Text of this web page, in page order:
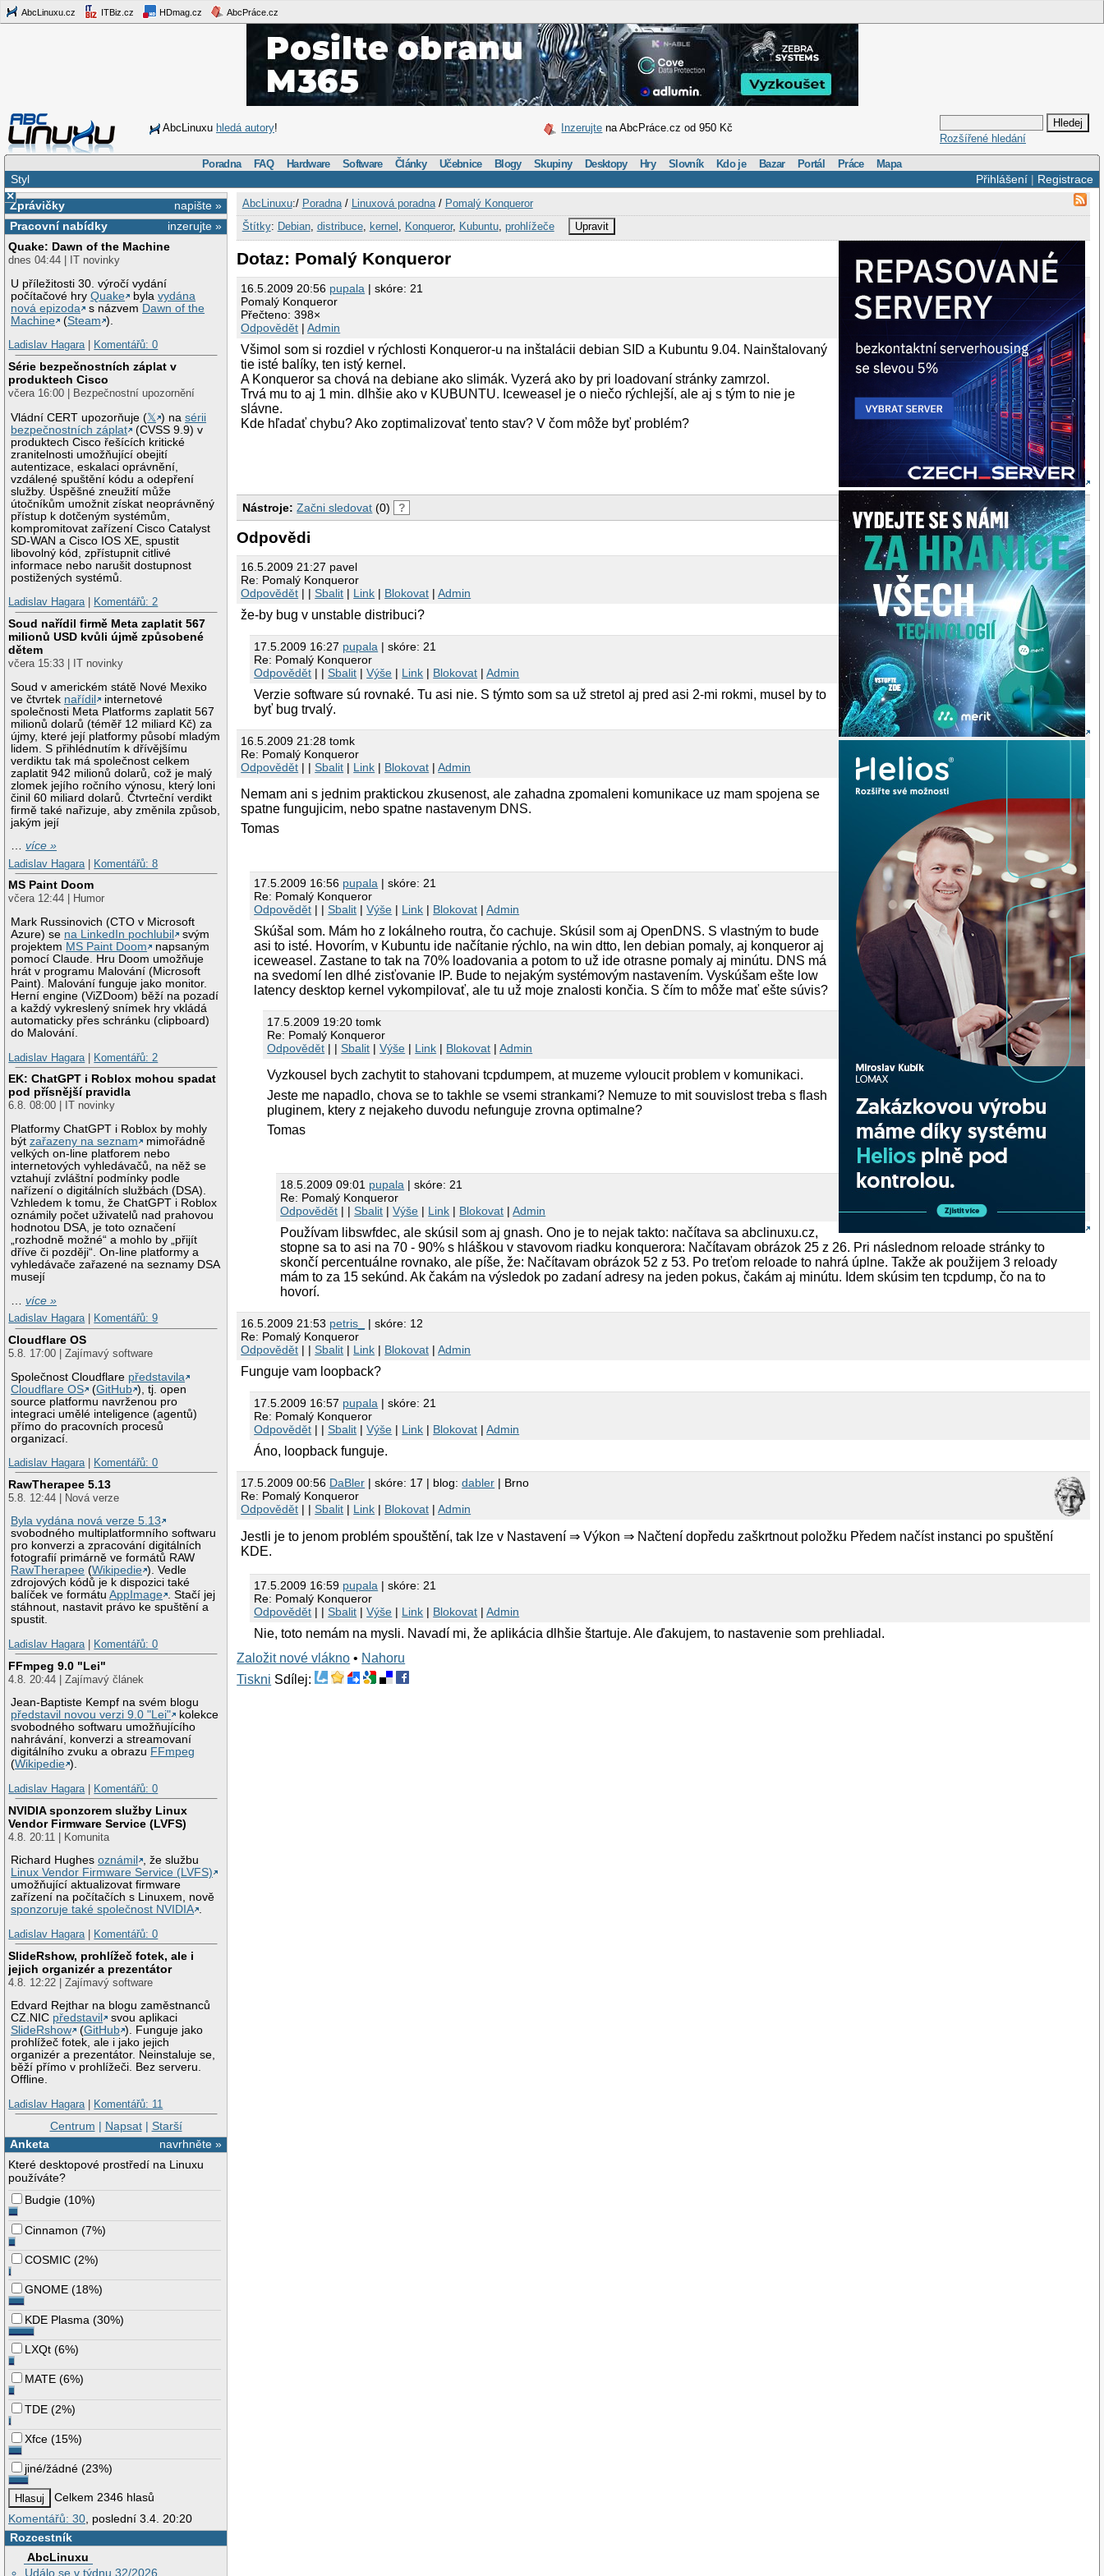
AbcLinuxu.cz ITBiz.cz HDmag.cz AbcPráce.cz
AbcLinuxu hledá autory! Inzerujte na AbcPráce.cz od 950 Kč
Rozšířené hledání
Poradna FAQ Hardware Software Články Učebnice Blogy Skupiny Desktopy Hry Slovník Kdo je Bazar Portál Práce Mapa
Přihlášení| Registrace
Styl
×
napište »
Zprávičky
inzerujte »
Pracovní nabídky
Quake: Dawn of the Machine
dnes 04:44 | IT novinky
U příležitosti 30. výročí vydání
počítačové hryQuake bylavydána
nová epizoda
s názvem Dawn of the
Machine
(Steam ).
Ladislav Hagara| Komentářů: 0
Série bezpečnostních záplat v
produktech Cisco
včera 16:00 | Bezpečnostní upozornění
Vládní CERT upozorňuje (𝕏 ) nasérii
bezpečnostních záplat
(CVSS 9.9) v
produktech Cisco řešících kritické
zranitelnosti umožňující obejití
autentizace, eskalaci oprávnění,
vzdálené spuštění kódu a odepření
služby. Úspěšné zneužití může
útočníkům umožnit získat neoprávněný
přístup k dotčeným systémům,
kompromitovat zařízení Cisco Catalyst
SD-WAN a Cisco IOS XE, spustit
libovolný kód, zpřístupnit citlivé
informace nebo narušit dostupnost
postižených systémů.
Ladislav Hagara| Komentářů: 2
Soud nařídil firmě Meta zaplatit 567
milionů USD kvůli újmě způsobené
dětem
včera 15:33 | IT novinky
Soud v americkém státě Nové Mexiko
ve čtvrtek nařídil
internetové
společnosti Meta Platforms zaplatit 567
milionů dolarů (téměř 12 miliard Kč) za
újmy, které její platformy působí mladým
lidem. S přihlédnutím k dřívějšímu
verdiktu tak má společnost celkem
zaplatit 942 milionů dolarů, což je malý
zlomek jejího ročního výnosu, který loni
činil 60 miliard dolarů. Čtvrteční verdikt
firmě také nařizuje, aby změnila způsob,
jakým její
…více »
Ladislav Hagara
Komentářů: 8
MS Paint Doom
včera 12:44 | Humor
Mark Russinovich (CTO v Microsoft
Azure) se na LinkedIn pochlubil
svým
projektem MS Paint Doom
napsaným
pomocí Claude. Hru Doom umožňuje
hrát v programu Malování (Microsoft
Paint). Malování funguje jako monitor.
Herní engine (ViZDoom) běží na pozadí
a každý vykreslený snímek hry vkládá
automaticky přes schránku (clipboard)
do Malování.
Ladislav Hagara
Komentářů: 2
EK: ChatGPT i Roblox mohou spadat
pod přísnější pravidla
6.8. 08:00 | IT novinky
Platformy ChatGPT i Roblox by mohly
býtzařazeny na seznam
mimořádně
velkých on-line platforem nebo
internetových vyhledávačů, na něž se
vztahují zvláštní podmínky podle
nařízení o digitálních službách (DSA).
Vzhledem k tomu, že ChatGPT i Roblox
oznámily počet uživatelů nad prahovou
hodnotou DSA, je toto označení
„rozhodně možné“ a mohlo by „přijít
dříve či později“. On-line platformy a
vyhledávače zařazené na seznamy DSA
musejí
…více »
Ladislav Hagara| Komentářů: 9
Cloudflare OS
5.8. 17:00 | Zajímavý software
Společnost Cloudflare představila
Cloudflare OS
(GitHub ), tj. open
source platformu navrženou pro
integraci umělé inteligence (agentů)
přímo do pracovních procesů
organizací.
Ladislav Hagara| Komentářů: 0
RawTherapee 5.13
5.8. 12:44 | Nová verze
Byla vydána nová verze 5.13
svobodného multiplatformního softwaru
pro konverzi a zpracování digitálních
fotografií primárně ve formátů RAW
RawTherapee (Wikipedie ). Vedle
zdrojových kódů je k dispozici také
balíček ve formátuAppImage . Stačí jej
stáhnout, nastavit právo ke spuštění a
spustit.
Ladislav Hagara| Komentářů: 0
FFmpeg 9.0 "Lei"
4.8. 20:44 | Zajímavý článek
Jean-Baptiste Kempf na svém blogu
představil novou verzi 9.0 "Lei"
kolekce
svobodného softwaru umožňujícího
nahrávání, konverzi a streamovaní
digitálního zvuku a obrazu FFmpeg
(Wikipedie ).
Ladislav Hagara| Komentářů: 0
NVIDIA sponzorem služby Linux
Vendor Firmware Service (LVFS)
4.8. 20:11 | Komunita
Richard Hughesoznámil
, že službu
Linux Vendor Firmware Service (LVFS)
umožňující aktualizovat firmware
zařízení na počítačích s Linuxem, nově
sponzoruje také společnost NVIDIA .
Ladislav Hagara| Komentářů: 0
SlideRshow, prohlížeč fotek, ale i
jejich organizér a prezentátor
4.8. 12:22 | Zajímavý software
Edvard Rejthar na blogu zaměstnanců
CZ.NIC představil
svou aplikaci
SlideRshow
(GitHub ). Funguje jako
prohlížeč fotek, ale i jako jejich
organizér a prezentátor. Neinstaluje se,
běží přímo v prohlížeči. Bez serveru.
Offline.
Ladislav Hagara| Komentářů: 11
Centrum | Napsat| Starší
navrhněte »
Anketa
Které desktopové prostředí na Linuxu
používáte?
Budgie (10%)
Cinnamon (7%)
COSMIC (2%)
GNOME (18%)
KDE Plasma (30%)
LXQt (6%)
MATE (6%)
TDE (2%)
Xfce (15%)
jiné/žádné (23%)
Celkem 2346 hlasů
Komentářů: 30 , poslední 3.4. 20:20
Rozcestník
AbcLinuxu
Událo se v týdnu 32/2026
AbcLinuxu:/ Poradna/ Linuxová poradna/ Pomalý Konqueror
Štítky: Debian, distribuce, kernel Konqueror, Kubuntu, prohlížeče Upravit
Dotaz: Pomalý Konqueror
16.5.2009 20:56 pupala | skóre: 21
Pomalý Konqueror
Přečteno: 398×
Odpovědět |Admin
Všimol som si rozdiel v rýchlosti Konqueror-u na inštalácii debian SID a Kubuntu 9.04. Nainštalovaný
tie isté balíky, ten istý kernel.
A Konqueror sa chová na debiane ako slimák. Vyzerá ako by pri loadovaní stránky zamrzol.
Trvá mu to aj 1 min. dlhšie ako v KUBUNTU. Iceweasel je o niečo rýchlejší, ale aj s tým to nie je
slávne.
Kde hľadať chybu? Ako zoptimalizovať tento stav? V čom môže byť problém?
Nástroje: Začni sledovat (0) ?
Odpovědi
16.5.2009 21:27 pavel
Re: Pomalý Konqueror
Odpovědět | |Sbalit | Link | Blokovat |Admin
že-by bug v unstable distribuci?
17.5.2009 16:27 pupala | skóre: 21
Re: Pomalý Konqueror
Odpovědět | |Sbalit |Výše | Link | Blokovat |Admin
Verzie software sú rovnaké. Tu asi nie. S týmto som sa už stretol aj pred asi 2-mi rokmi, musel by to
byť bug trvalý.
16.5.2009 21:28 tomk
Re: Pomalý Konqueror
Odpovědět | |Sbalit | Link | Blokovat |Admin
Nemam ani s jednim praktickou zkusenost, ale zahadna zpomaleni komunikace uz mam spojena se
spatne fungujicim, nebo spatne nastavenym DNS.
Tomas
17.5.2009 16:56 pupala | skóre: 21
Re: Pomalý Konqueror
Odpovědět | |Sbalit |Výše | Link | Blokovat |Admin
Skúšal som. Mám ho z lokálneho routra, čo cachuje. Skúsil som aj OpenDNS. S vlastným to bude
asi to isté. Hovorím, v Kubuntu ide načítanie rýchlo, na win dtto, len debian pomaly, aj konqueror aj
iceweasel. Zastane to tak na 70% loadovania a potom to už ide otrasne pomaly aj minútu. DNS má
na svedomí len dlhé zisťovanie IP. Bude to nejakým systémovým nastavením. Vyskúšam ešte low
latency desktop kernel vykompilovať, ale tu už moje znalosti končia. S čím to môže mať ešte súvis?
17.5.2009 19:20 tomk
Re: Pomalý Konqueror
Odpovědět | |Sbalit |Výše | Link | Blokovat |Admin
Vyzkousel bych zachytit to stahovani tcpdumpem, at muzeme vyloucit problem v komunikaci.
Jeste me napadlo, chova se to takhle se vsemi strankami? Nemuze to mit souvislost treba s flash
pluginem, ktery z nejakeho duvodu nefunguje zrovna optimalne?
Tomas
18.5.2009 09:01 pupala | skóre: 21
Re: Pomalý Konqueror
Odpovědět | |Sbalit |Výše | Link | Blokovat |Admin
Používam libswfdec, ale skúsil som aj gnash. Ono je to nejak takto: načítava sa abclinuxu.cz,
stopne sa to asi na 70 - 90% s hláškou v stavovom riadku konquerora: Načítavam obrázok 25 z 26. Pri následnom reloade stránky to
skončí percentuálne rovnako, ale píše, že: Načítavam obrázok 52 z 53. Po treťom reloade to nahrá úplne. Takže ak použijem 3 reloady
mám to za 15 sekúnd. Ak čakám na výsledok po zadaní adresy na jeden pokus, čakám aj minútu. Idem skúsim ten tcpdump, čo na to
hovorí.
16.5.2009 21:53 petris_
| skóre: 12
Re: Pomalý Konqueror
Odpovědět | |Sbalit | Link | Blokovat |Admin
Funguje vam loopback?
17.5.2009 16:57 pupala | skóre: 21
Re: Pomalý Konqueror
Odpovědět | |Sbalit |Výše | Link | Blokovat |Admin
Áno, loopback funguje.
17.5.2009 00:56 DaBler | skóre: 17 | blog:dabler | Brno
Re: Pomalý Konqueror
Odpovědět | |Sbalit | Link | Blokovat |Admin
Jestli je to jenom problém spouštění, tak lze v Nastavení ⇒ Výkon ⇒ Načtení dopředu zaškrtnout položku Předem načíst instanci po spuštění
KDE.
17.5.2009 16:59 pupala | skóre: 21
Re: Pomalý Konqueror
Odpovědět | |Sbalit |Výše | Link | Blokovat |Admin
Nie, toto nemám na mysli. Navadí mi, že aplikácia dlhšie štartuje. Ale ďakujem, to nastavenie som prehliadal.
Založit nové vlákno • Nahoru
Tiskni Sdílej: